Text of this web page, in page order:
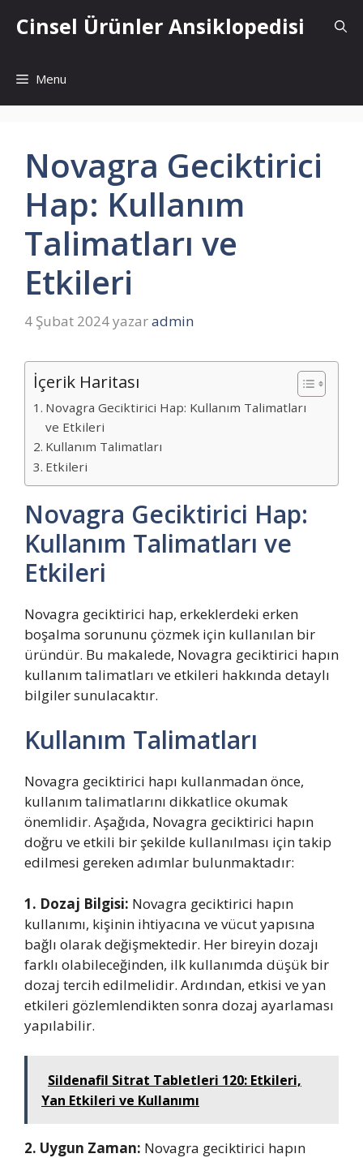
atlaCinsel Ürünler Ansiklopedisi
Menu
Novagra Geciktirici
Hap: Kullanım
Talimatları ve
Etkileri
4 Şubat 2024yazaradmin
İçerik Haritası
Novagra Geciktirici Hap: Kullanım Talimatları
ve Etkileri
Kullanım Talimatları
Etkileri
Novagra Geciktirici Hap:
Kullanım Talimatları ve
Etkileri
Novagra geciktirici hap, erkeklerdeki erken
boşalma sorununu çözmek için kullanılan bir
üründür. Bu makalede, Novagra geciktirici hapın
kullanım talimatları ve etkileri hakkında detaylı
bilgiler sunulacaktır.
Kullanım Talimatları
Novagra geciktirici hapı kullanmadan önce,
kullanım talimatlarını dikkatlice okumak
önemlidir. Aşağıda, Novagra geciktirici hapın
doğru ve etkili bir şekilde kullanılması için takip
edilmesi gereken adımlar bulunmaktadır:
1. Dozaj Bilgisi: Novagra geciktirici hapın
kullanımı, kişinin ihtiyacına ve vücut yapısına
bağlı olarak değişmektedir. Her bireyin dozajı
farklı olabileceğinden, ilk kullanımda düşük bir
dozaj tercih edilmelidir. Ardından, etkisi ve yan
etkileri gözlemlendikten sonra dozaj ayarlaması
yapılabilir.
Sildenafil Sitrat Tabletleri 120: Etkileri,
Yan Etkileri ve Kullanımı
2. Uygun Zaman: Novagra geciktirici hapın